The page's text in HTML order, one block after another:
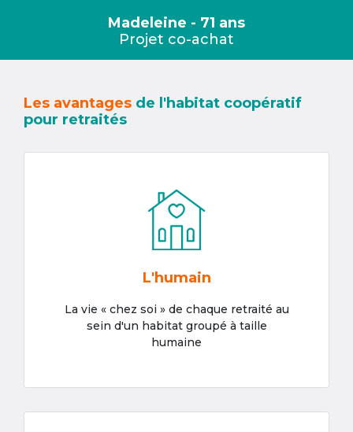
Madeleine - 71 ans
Projet co-achat
Les avantages de l'habitat coopératif
pour retraités
L'humain
La vie « chez soi » de chaque retraité au
sein d'un habitat groupé à taille
humaine